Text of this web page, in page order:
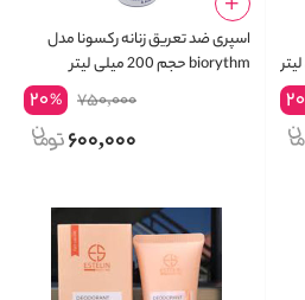
20
اسپری ضد تعریق زنانه رکسونا مدل
biorythm حجم 200 میلی لیتر
750,000
20%
600,000